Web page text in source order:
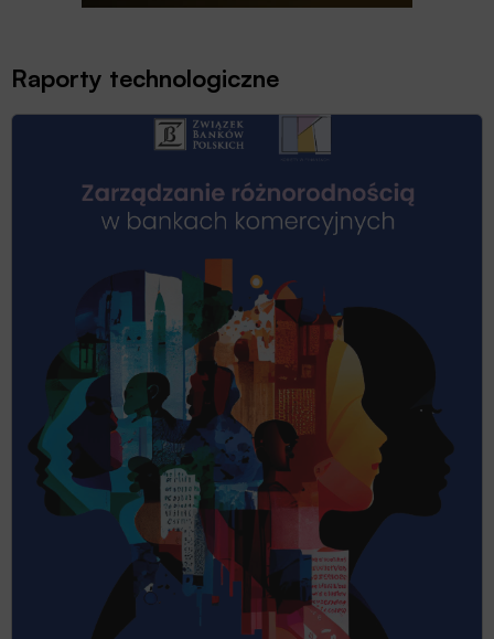
Raporty technologiczne